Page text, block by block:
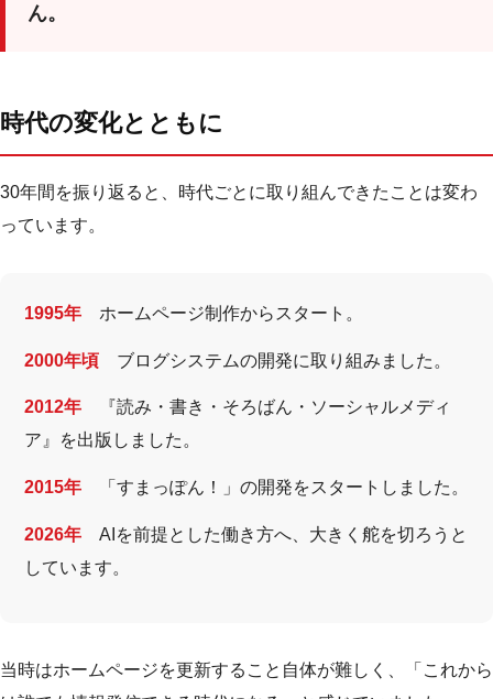
ん。
時代の変化とともに
30年間を振り返ると、時代ごとに取り組んできたことは変わ
っています。
1995年 ホームページ制作からスタート。
2000年頃 ブログシステムの開発に取り組みました。
2012年 『読み・書き・そろばん・ソーシャルメディ
ア』を出版しました。
2015年 「すまっぽん！」の開発をスタートしました。
2026年 AIを前提とした働き方へ、大きく舵を切ろうと
しています。
当時はホームページを更新すること自体が難しく、「これから